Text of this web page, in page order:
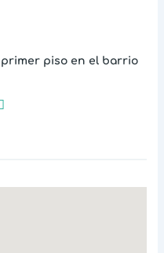
primer piso en el barrio
sobre la